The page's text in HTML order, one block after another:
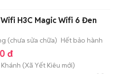
H3C Magic Wifi 6 Đen
(chưa sửa chữa) Hết bảo hành
đ
(Xã Yết Kiêu mới)